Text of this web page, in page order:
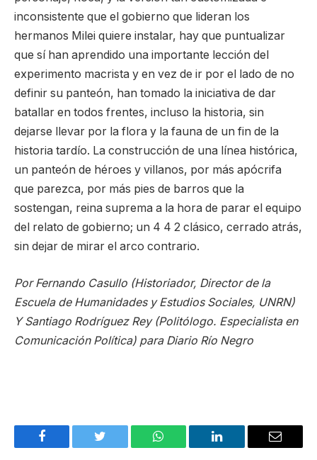
inconsistente que el gobierno que lideran los
hermanos Milei quiere instalar, hay que puntualizar
que sí han aprendido una importante lección del
experimento macrista y en vez de ir por el lado de no
definir su panteón, han tomado la iniciativa de dar
batallar en todos frentes, incluso la historia, sin
dejarse llevar por la flora y la fauna de un fin de la
historia tardío. La construcción de una línea histórica,
un panteón de héroes y villanos, por más apócrifa
que parezca, por más pies de barros que la
sostengan, reina suprema a la hora de parar el equipo
del relato de gobierno; un 4 4 2 clásico, cerrado atrás,
sin dejar de mirar el arco contrario.
Por Fernando Casullo (Historiador, Director de la
Escuela de Humanidades y Estudios Sociales, UNRN)
Y Santiago Rodríguez Rey (Politólogo. Especialista en
Comunicación Política) para Diario Río Negro
Facebook Twitter WhatsApp LinkedIn Email